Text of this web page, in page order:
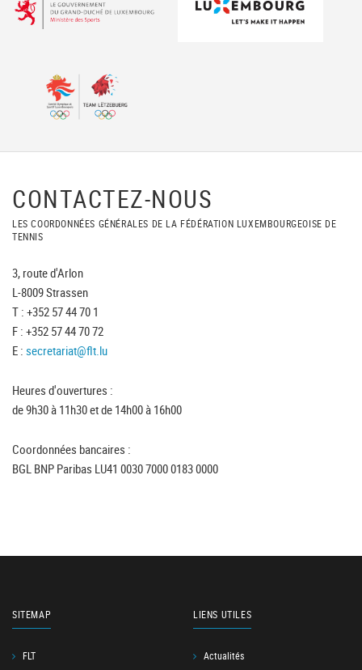
CONTACTEZ-NOUS
LES COORDONNÉES GÉNÉRALES DE LA FÉDÉRATION LUXEMBOURGEOISE DE
TENNIS
3, route d'Arlon
L-8009 Strassen
T : +352 57 44 70 1
F : +352 57 44 70 72
E : secretariat@flt.lu
Heures d'ouvertures :
de 9h30 à 11h30 et de 14h00 à 16h00
Coordonnées bancaires :
BGL BNP Paribas LU41 0030 7000 0183 0000
SITEMAP
FLT
LIENS UTILES
Actualités